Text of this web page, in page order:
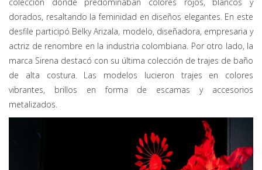
dorados, resaltando la feminidad en diseños elegantes. En este
desfile participó Belky Arizala, modelo, diseñadora, empresaria y
actriz de renombre en la industria colombiana. Por otro lado, la
marca Sirena destacó con su última colección de trajes de baño
de alta costura. Las modelos lucieron trajes en colores
vibrantes, brillos en forma de escamas y accesorios
metalizados.